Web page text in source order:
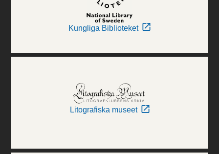
Kungliga Biblioteket
Litografiska museet